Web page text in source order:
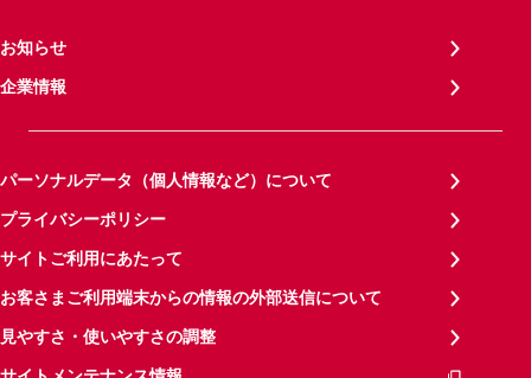
お知らせ
企業情報
パーソナルデータ（個人情報など）について
プライバシーポリシー
サイトご利用にあたって
お客さまご利用端末からの情報の外部送信について
見やすさ・使いやすさの調整